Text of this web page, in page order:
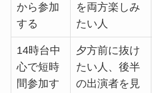
から参加
する
を両方楽しみ
たい人
14時台中
心で短時
間参加す
夕方前に抜け
たい人、後半
の出演者を見